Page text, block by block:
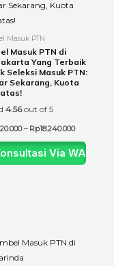
Masuk PTN
Masuk PTN di
Yang Terbaik
Seleksi Masuk PTN:
Sekarang, Kuota
4.56out of 5
– Rp18.240.000
may
be
the
product
page
Via WA
Price
This